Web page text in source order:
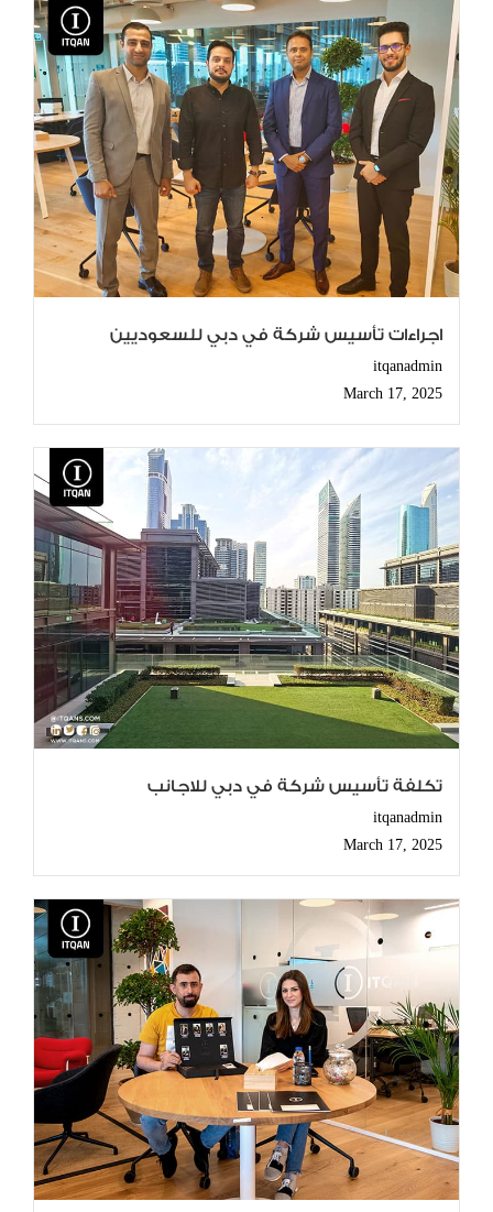
اجراءات تأسيس شركة في دبي للسعوديين
itqanadmin
March 17, 2025
تكلفة تأسيس شركة في دبي للاجانب
itqanadmin
March 17, 2025